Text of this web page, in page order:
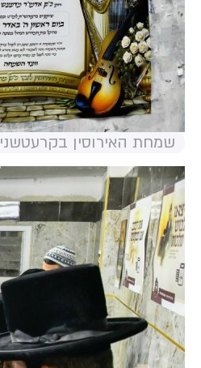
שמחת האירוסין